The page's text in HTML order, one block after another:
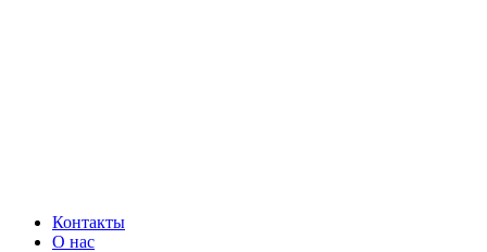
Контакты
О нас